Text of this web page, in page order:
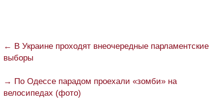
← В Украине проходят внеочередные парламентские
выборы
→ По Одессе парадом проехали «зомби» на
велосипедах (фото)